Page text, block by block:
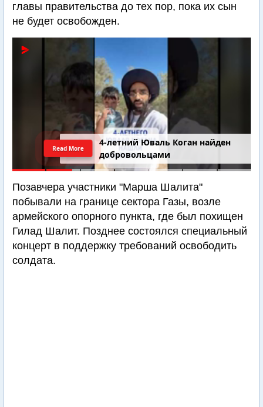
главы правительства до тех пор, пока их сын
не будет освобожден.
4-летний Юваль Коган найден
добровольцами
Read More
Позавчера участники "Марша Шалита"
побывали на границе сектора Газы, возле
армейского опорного пункта, где был похищен
Гилад Шалит. Позднее состоялся специальный
концерт в поддержку требований освободить
солдата.